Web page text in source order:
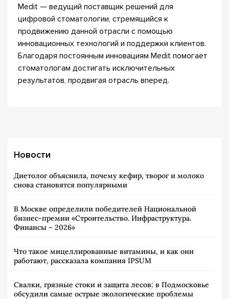
Medit — ведущий поставщик решений для
цифровой стоматологии, стремящийся к
продвижению данной отрасли с помощью
инновационных технологий и поддержки клиентов.
Благодаря постоянным инновациям Medit помогает
стоматологам достигать исключительных
результатов, продвигая отрасль вперед.
Новости
Диетолог объяснила, почему кефир, творог и молоко
снова становятся популярными
В Москве определили победителей Национальной
бизнес-премии «Строительство. Инфраструктура.
Финансы – 2026»
Что такое мицеллированные витамины, и как они
работают, рассказала компания IPSUM
Свалки, грязные стоки и защита лесов: в Подмосковье
обсудили самые острые экологические проблемы